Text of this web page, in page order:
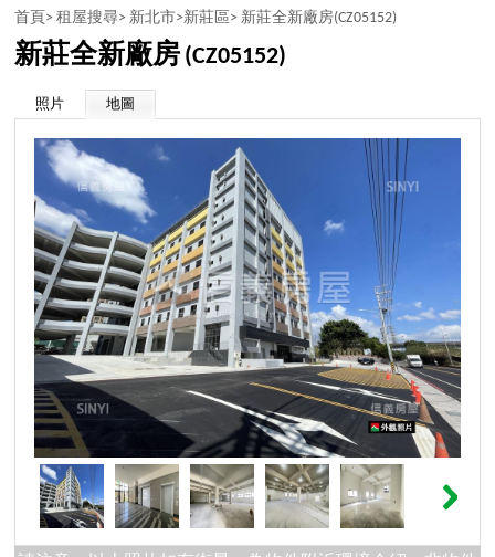
首頁> 租屋搜尋> 新北市>新莊區> 新莊全新廠房(CZ05152)
新莊全新廠房 (CZ05152)
照片 地圖